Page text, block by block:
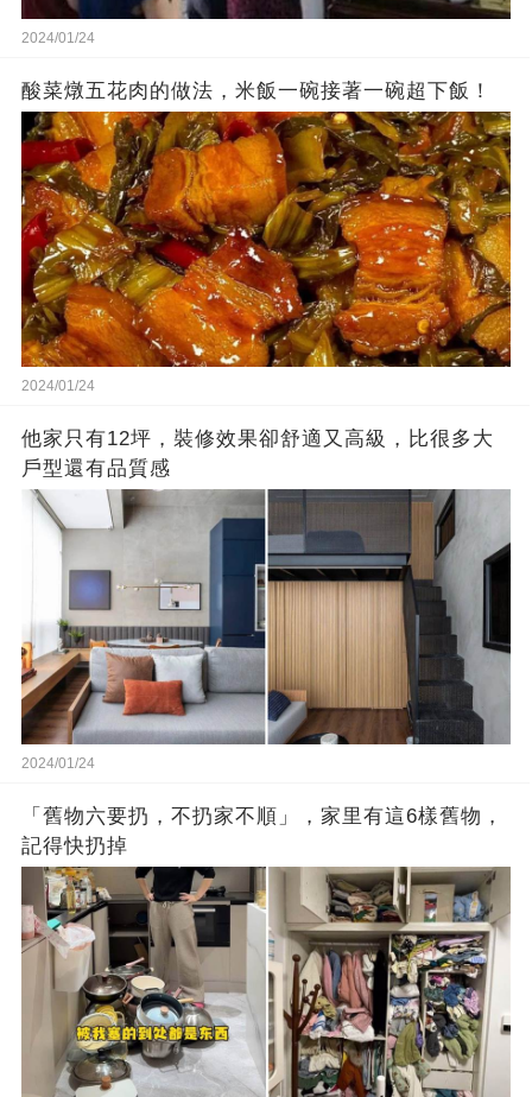
2024/01/24
酸菜燉五花肉的做法，米飯一碗接著一碗超下飯！
2024/01/24
他家只有12坪，裝修效果卻舒適又高級，比很多大
戶型還有品質感
2024/01/24
「舊物六要扔，不扔家不順」，家里有這6樣舊物，
記得快扔掉